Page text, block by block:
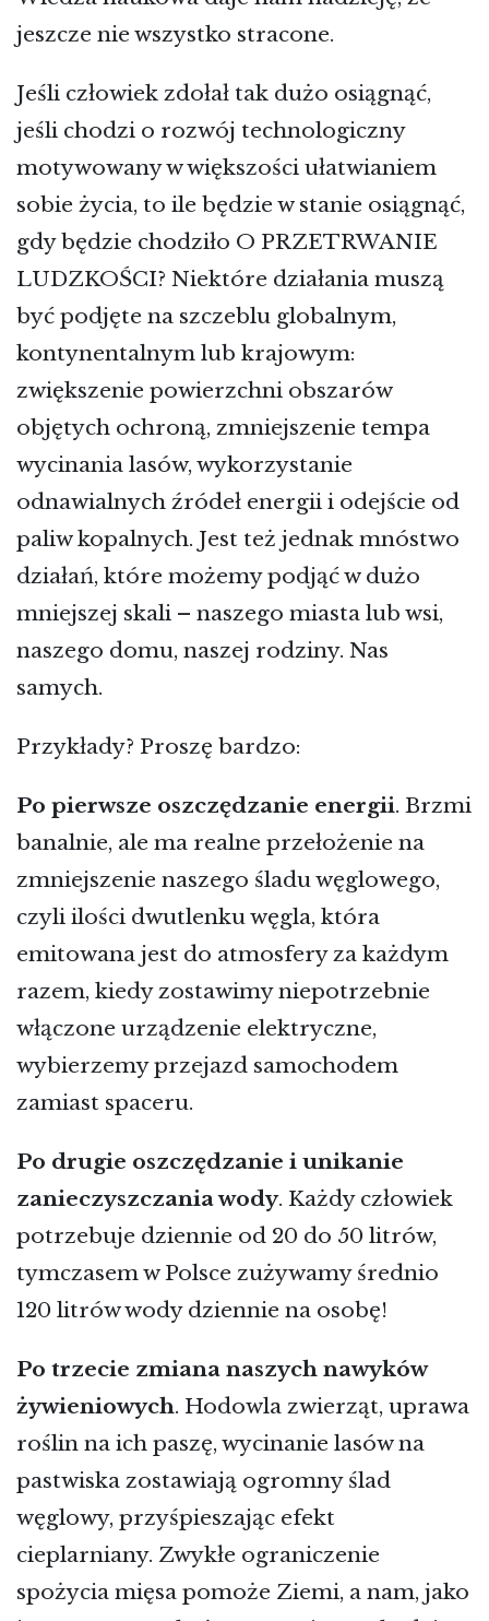
jeszcze nie wszystko stracone.
Jeśli człowiek zdołał tak dużo osiągnąć,
jeśli chodzi o rozwój technologiczny
motywowany w większości ułatwianiem
sobie życia, to ile będzie w stanie osiągnąć,
gdy będzie chodziło O PRZETRWANIE
LUDZKOŚCI? Niektóre działania muszą
być podjęte na szczeblu globalnym,
kontynentalnym lub krajowym:
zwiększenie powierzchni obszarów
objętych ochroną, zmniejszenie tempa
wycinania lasów, wykorzystanie
odnawialnych źródeł energii i odejście od
paliw kopalnych. Jest też jednak mnóstwo
działań, które możemy podjąć w dużo
mniejszej skali – naszego miasta lub wsi,
naszego domu, naszej rodziny. Nas
samych.
Przykłady? Proszę bardzo:
Po pierwsze oszczędzanie energii. Brzmi
banalnie, ale ma realne przełożenie na
zmniejszenie naszego śladu węglowego,
czyli ilości dwutlenku węgla, która
emitowana jest do atmosfery za każdym
razem, kiedy zostawimy niepotrzebnie
włączone urządzenie elektryczne,
wybierzemy przejazd samochodem
zamiast spaceru.
Po drugie oszczędzanie i unikanie
zanieczyszczania wody. Każdy człowiek
potrzebuje dziennie od 20 do 50 litrów,
tymczasem w Polsce zużywamy średnio
120 litrów wody dziennie na osobę!
Po trzecie zmiana naszych nawyków
żywieniowych. Hodowla zwierząt, uprawa
roślin na ich paszę, wycinanie lasów na
pastwiska zostawiają ogromny ślad
węglowy, przyśpieszając efekt
cieplarniany. Zwykłe ograniczenie
spożycia mięsa pomoże Ziemi, a nam, jako